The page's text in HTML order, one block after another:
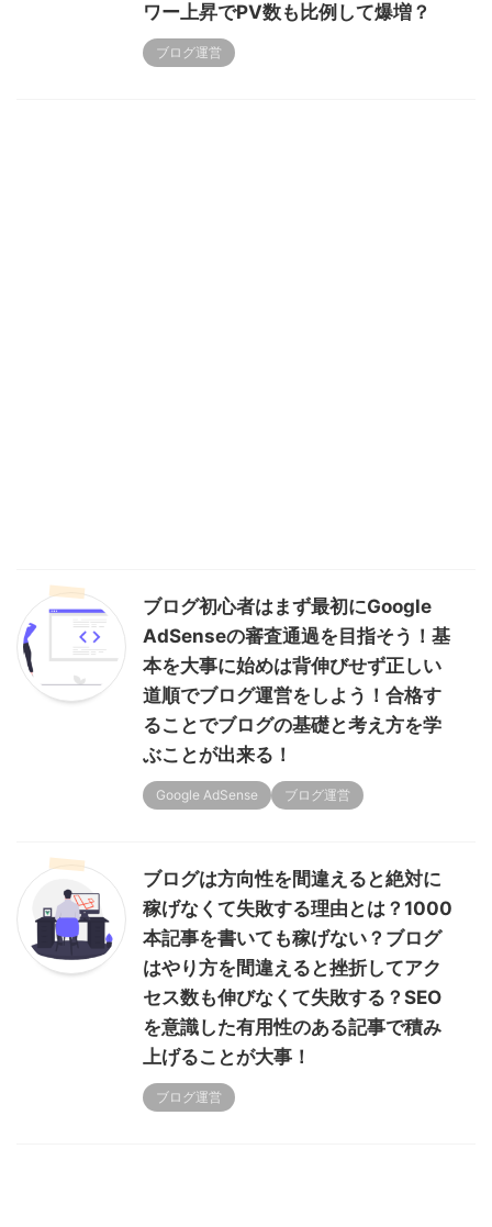
ワー上昇でPV数も比例して爆増？
ブログ運営
ブログ初心者はまず最初にGoogle
AdSenseの審査通過を目指そう！基
本を大事に始めは背伸びせず正しい
道順でブログ運営をしよう！合格す
ることでブログの基礎と考え方を学
ぶことが出来る！
Google AdSense ブログ運営
ブログは方向性を間違えると絶対に
稼げなくて失敗する理由とは？1000
本記事を書いても稼げない？ブログ
はやり方を間違えると挫折してアク
セス数も伸びなくて失敗する？SEO
を意識した有用性のある記事で積み
上げることが大事！
ブログ運営